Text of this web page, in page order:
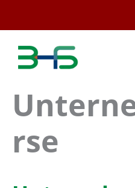
springen
rse